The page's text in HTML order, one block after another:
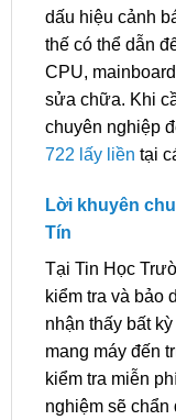
dấu hiệu cảnh
thế có thể dẫn
CPU,
sửa chữa. Khi
chuyên nghiệp
722 lấy liền tại
Lời khuyên
Tín
Tại Tin Học
kiểm tra và bảo
nhận thấy bất
mang máy đến
kiểm tra miễn
nghiệm sẽ chẩn